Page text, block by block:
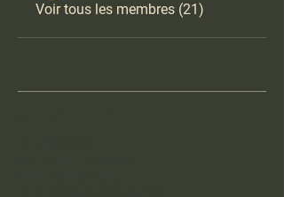
Voir tous les membres (21)